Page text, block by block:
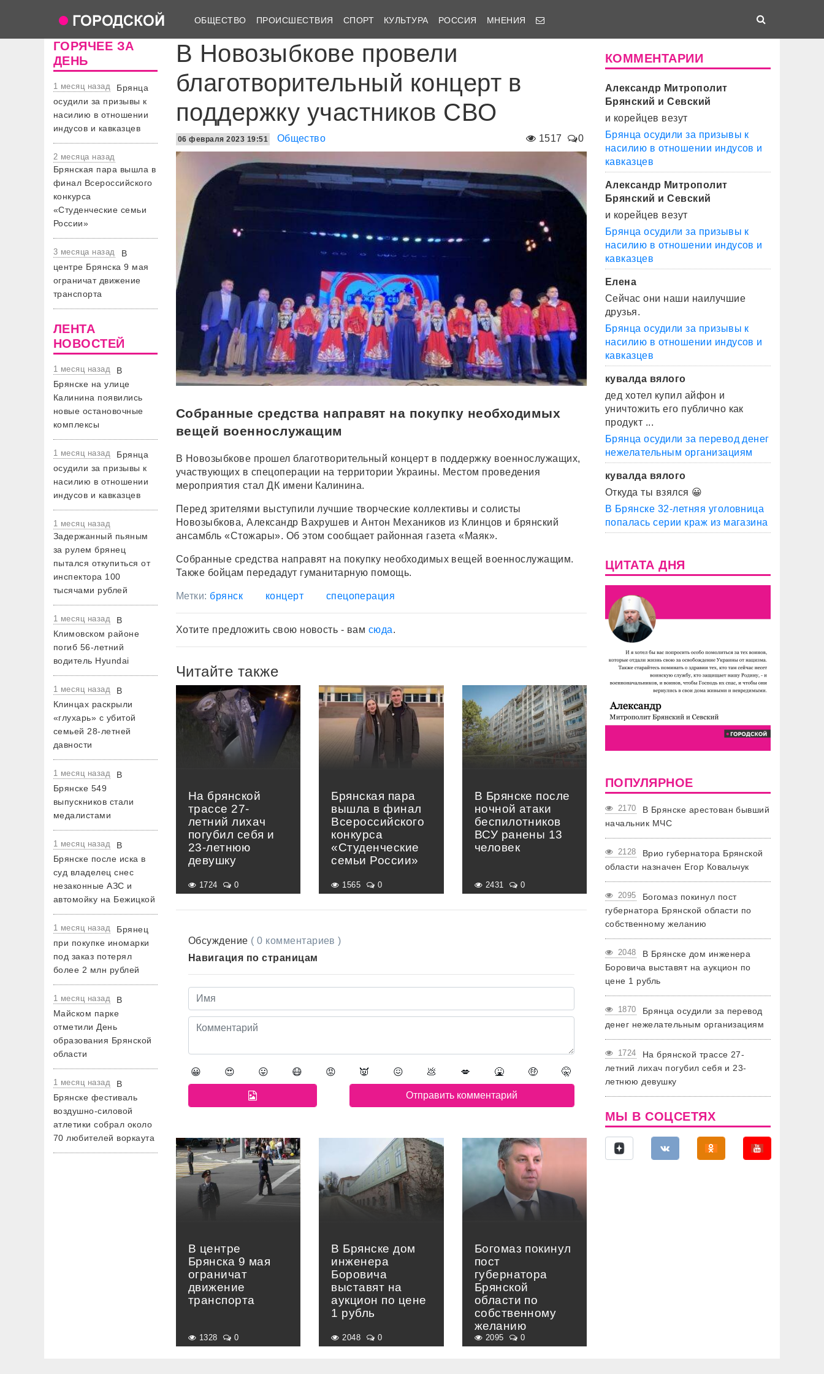
ОБЩЕСТВО ПРОИСШЕСТВИЯ СПОРТ КУЛЬТУРА РОССИЯ МНЕНИЯ
ГОРЯЧЕЕ ЗА
ДЕНЬ
1 месяц назад
Брянца
осудили за призывы к
насилию в отношении
индусов и кавказцев
2 месяца назад
Брянская пара вышла в
финал Всероссийского
конкурса
«Студенческие семьи
России»
3 месяца назад
В
центре Брянска 9 мая
ограничат движение
транспорта
ЛЕНТА
НОВОСТЕЙ
1 месяц назад
В
Брянске на улице
Калинина появились
новые остановочные
комплексы
1 месяц назад
Брянца
осудили за призывы к
насилию в отношении
индусов и кавказцев
1 месяц назад
Задержанный пьяным
за рулем брянец
пытался откупиться от
инспектора 100
тысячами рублей
1 месяц назад
В
Климовском районе
погиб 56-летний
водитель Hyundai
1 месяц назад
В
Клинцах раскрыли
«глухарь» с убитой
семьей 28-летней
давности
1 месяц назад
В
Брянске 549
выпускников стали
медалистами
1 месяц назад
В
Брянске после иска в
суд владелец снес
незаконные АЗС и
автомойку на Бежицкой
1 месяц назад
Брянец
при покупке иномарки
под заказ потерял
более 2 млн рублей
1 месяц назад
В
Майском парке
отметили День
образования Брянской
области
1 месяц назад
В
Брянске фестиваль
воздушно-силовой
атлетики собрал около
70 любителей воркаута
В Новозыбкове провели
благотворительный концерт в
поддержку участников СВО
1517 0
06 февраля 2023 19:51 Общество
Собранные средства направят на покупку необходимых
вещей военнослужащим
В Новозыбкове прошел благотворительный концерт в поддержку военнослужащих,
участвующих в спецоперации на территории Украины. Местом проведения
мероприятия стал ДК имени Калинина.
Перед зрителями выступили лучшие творческие коллективы и солисты
Новозыбкова, Александр Вахрушев и Антон Механиков из Клинцов и брянский
ансамбль «Стожары». Об этом сообщает районная газета «Маяк».
Собранные средства направят на покупку необходимых вещей военнослужащим.
Также бойцам передадут гуманитарную помощь.
Метки: брянск концерт спецоперация
Хотите предложить свою новость - вам сюда.
Читайте также
На брянской
трассе 27-
летний лихач
погубил себя и
23-летнюю
девушку
1724 0
Брянская пара
вышла в финал
Всероссийского
конкурса
«Студенческие
семьи России»
1565 0
В Брянске после
ночной атаки
беспилотников
ВСУ ранены 13
человек
2431 0
Обсуждение ( 0 комментариев )
Навигация по страницам
😀 😍 😛 😷 😡 👿 😖 💩 💋 🤮 🤑 🤫
В центре
Брянска 9 мая
ограничат
движение
транспорта
1328 0
В Брянске дом
инженера
Боровича
выставят на
аукцион по цене
1 рубль
2048 0
Богомаз покинул
пост
губернатора
Брянской
области по
собственному
желанию
2095 0
КОММЕНТАРИИ
Александр Митрополит
Брянский и Севский
и корейцев везут
Брянца осудили за призывы к
насилию в отношении индусов и
кавказцев
Александр Митрополит
Брянский и Севский
и корейцев везут
Брянца осудили за призывы к
насилию в отношении индусов и
кавказцев
Елена
Сейчас они наши наилучшие
друзья.
Брянца осудили за призывы к
насилию в отношении индусов и
кавказцев
кувалда вялого
дед хотел купил айфон и
уничтожить его публично как
продукт ...
Брянца осудили за перевод денег
нежелательным организациям
кувалда вялого
Откуда ты взялся 😀
В Брянске 32-летняя уголовница
попалась серии краж из магазина
ЦИТАТА ДНЯ
ПОПУЛЯРНОЕ
2170
В Брянске арестован бывший
начальник МЧС
2128
Врио губернатора Брянской
области назначен Егор Ковальчук
2095
Богомаз покинул пост
губернатора Брянской области по
собственному желанию
2048
В Брянске дом инженера
Боровича выставят на аукцион по
цене 1 рубль
1870
Брянца осудили за перевод
денег нежелательным организациям
1724
На брянской трассе 27-
летний лихач погубил себя и 23-
летнюю девушку
МЫ В СОЦСЕТЯХ